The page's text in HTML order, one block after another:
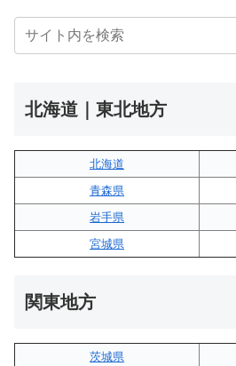
北海道｜東北地方
北海道
青森県
岩手県
宮城県
関東地方
茨城県